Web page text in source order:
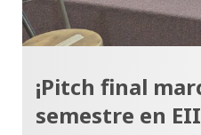
¡Pitch final
semestre en